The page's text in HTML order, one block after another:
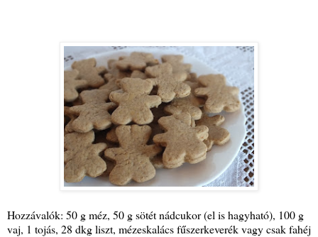
Hozzávalók: 50 g méz, 50 g sötét nádcukor (el is hagyható), 100 g
vaj, 1 tojás, 28 dkg liszt, mézeskalács fűszerkeverék vagy csak fahéj